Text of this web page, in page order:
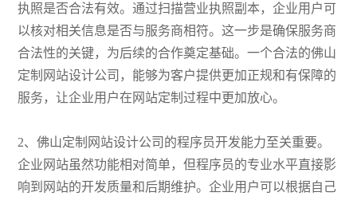
执照是否合法有效。通过扫描营业执照副本，企业用户可
以核对相关信息是否与服务商相符。这一步是确保服务商
合法性的关键，为后续的合作奠定基础。一个合法的佛山
定制网站设计公司，能够为客户提供更加正规和有保障的
服务，让企业用户在网站定制过程中更加放心。
2、佛山定制网站设计公司的程序员开发能力至关重要。
企业网站虽然功能相对简单，但程序员的专业水平直接影
响到网站的开发质量和后期维护。企业用户可以根据自己